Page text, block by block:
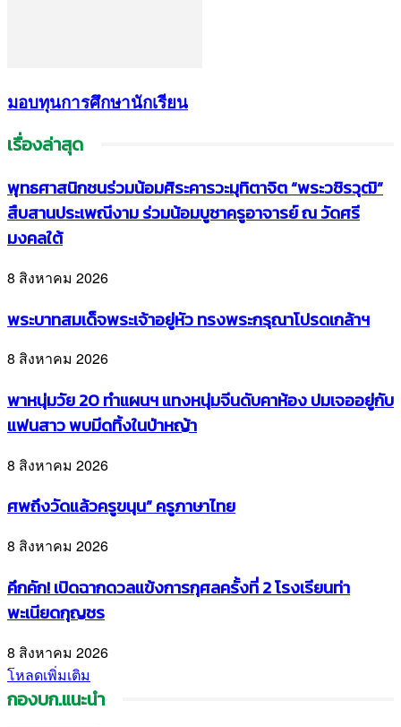
มอบทุนการศึกษานักเรียน
เรื่องล่าสุด
พุทธศาสนิกชนร่วมน้อมศิระคารวะมุทิตาจิต “พระวชิรวุฒิ”
สืบสานประเพณีงาม ร่วมน้อมบูชาครูอาจารย์ ณ วัดศรี
มงคลใต้
8 สิงหาคม 2026
พระบาทสมเด็จพระเจ้าอยู่หัว ทรงพระกรุณาโปรดเกล้าฯ
8 สิงหาคม 2026
พาหนุ่มวัย 20 ทำแผนฯ แทงหนุ่มจีนดับคาห้อง ปมเจออยู่กับ
แฟนสาว พบมีดทิ้งในป่าหญ้า
8 สิงหาคม 2026
ศพถึงวัดแล้วครูขนุน” ครูภาษาไทย
8 สิงหาคม 2026
คึกคัก! เปิดฉากดวลแข้งการกุศลครั้งที่ 2 โรงเรียนท่า
พะเนียดกุญชร
8 สิงหาคม 2026
โหลดเพิ่มเติม
กองบก.แนะนำ